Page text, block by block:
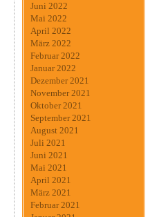
Juni 2022
Mai 2022
April 2022
März 2022
Februar 2022
Januar 2022
Dezember 2021
November 2021
Oktober 2021
September 2021
August 2021
Juli 2021
Juni 2021
Mai 2021
April 2021
März 2021
Februar 2021